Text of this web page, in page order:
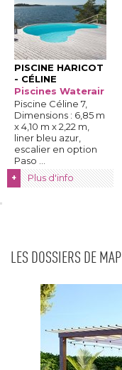
PISCINE HARICOT
- CÉLINE
Piscines Waterair
Piscine Céline 7,
Dimensions : 6,85 m
x 4,10 m x 2,22 m,
liner bleu azur,
escalier en option
Paso ...
+ Plus d'info
LES DOSSIERS DE MAP